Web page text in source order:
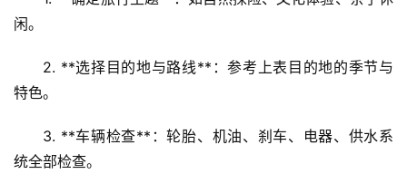
闲。
2. **选择目的地与路线**：参考上表目的地的季节与
特色。
3. **车辆检查**：轮胎、机油、刹车、电器、供水系
统全部检查。